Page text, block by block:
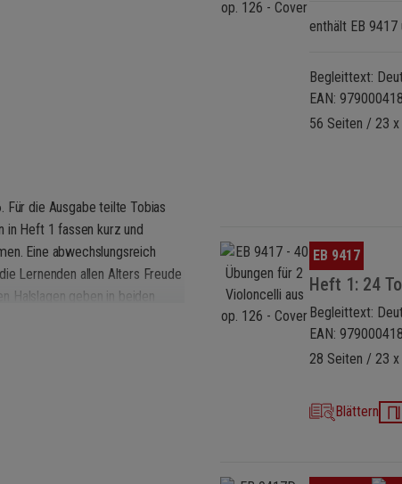
enthält EB 9417
Begleittext:
EAN:
56 Seiten / 23
Bildergalerie überspringen
EB 9417
Heft 1: 24
Begleittext:
EAN:
28 Seiten / 23
Blättern
Für die Ausgabe teilte Tobias
in Heft 1 fassen kurz und
Eine abwechslungsreich
Lernenden allen Alters Freude
Halslagen geben in beiden
neben Pizzicato und